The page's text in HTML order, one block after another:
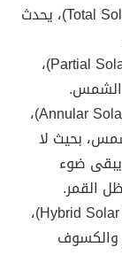
(بالإنجليزية: Total Solar Eclipse)، يحدث
(بالإنجليزية: Partial Solar Eclipse)،
الشمس.
(بالإنجليزية: Annular Solar Eclipse)،
بحيث لا
ضوء
القمر.
(بالإنجليزية: Hybrid Solar Eclipses)،
والكسوف